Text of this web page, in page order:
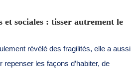
et sociales : tisser autrement le
révélé des fragilités, elle a aussi
repenser les façons d’habiter, de